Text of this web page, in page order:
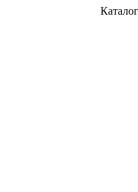
Каталог